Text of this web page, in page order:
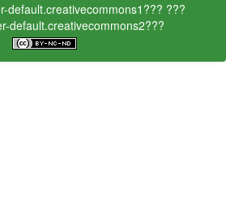
default.creativecommons1??? ???
default.creativecommons2???